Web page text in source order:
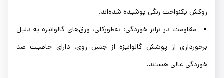
روکش یکنواخت رنگی پوشیده شده‌اند.
مقاومت در برابر خوردگی: به‌طورکلی، ورق‌های گالوانیزه به دلیل
برخورداری از پوشش گالوانیزه از جنس روی، دارای خاصیت ضد
خوردگی عالی هستند.